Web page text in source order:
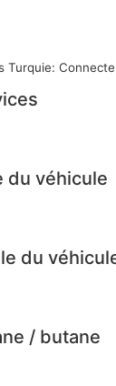
Turquie:
du véhicule
du
/ butane